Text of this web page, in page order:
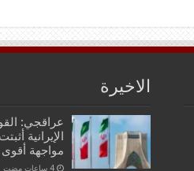
الاخيرة
عراقجي:
الإيرانية
مواجهة